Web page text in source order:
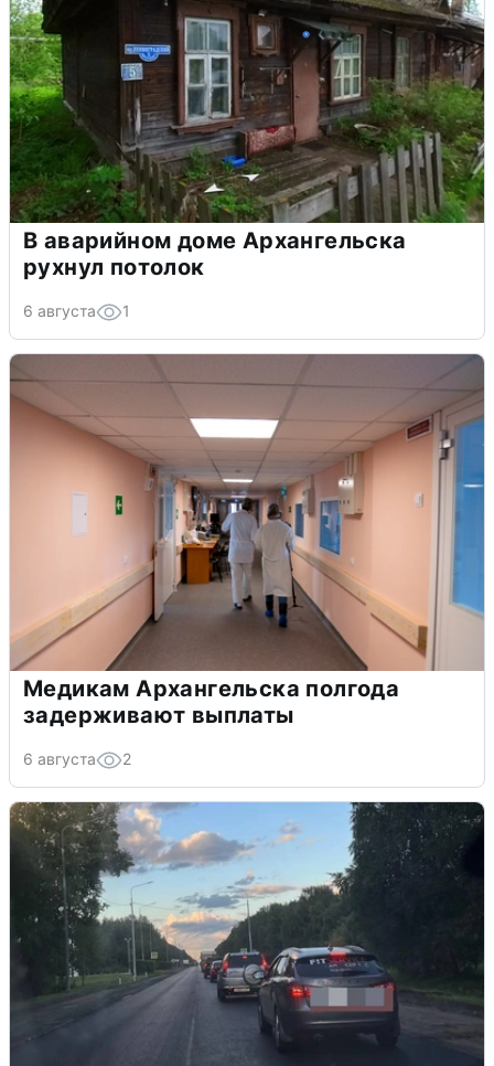
В аварийном доме Архангельска
рухнул потолок
6 августа 1
Медикам Архангельска полгода
задерживают выплаты
6 августа 2